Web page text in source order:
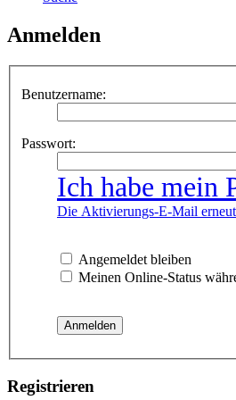
Anmelden
Benutzername:
Passwort:
Ich habe mein
Die Aktivierungs-E-Mail erneut
Angemeldet bleiben
Meinen Online-Status
Registrieren